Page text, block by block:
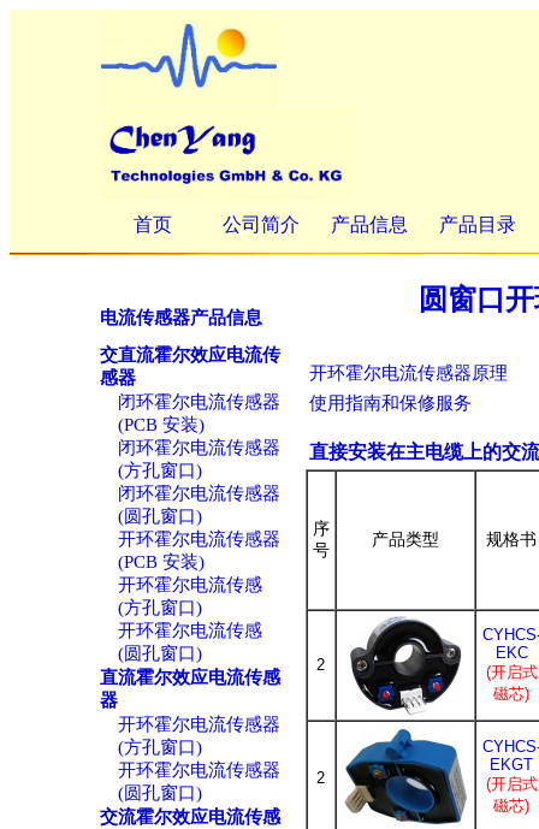
首页 公司简介 产品信息 产品目录
电流传感器产品信息
交直流霍尔效应电流传
感器
闭环霍尔电流传感器
(PCB 安装)
闭环霍尔电流传感器
(方孔窗口)
闭环霍尔电流传感器
(圆孔窗口)
开环霍尔电流传感器
(PCB 安装)
开环霍尔电流传感
(方孔窗口)
开环霍尔电流传感
(圆孔窗口)
直流霍尔效应电流传感
器
开环霍尔电流传感器
(方孔窗口)
开环霍尔电流传感器
(圆孔窗口)
交流霍尔效应电流传感
圆窗口
开环霍尔电流传感器原理
使用指南和保修服务
直接安装在主电缆上的交
序
号
产品类型 规格书
2
EKC
(开启式
磁芯)
2
EKGT
(开启式
磁芯)